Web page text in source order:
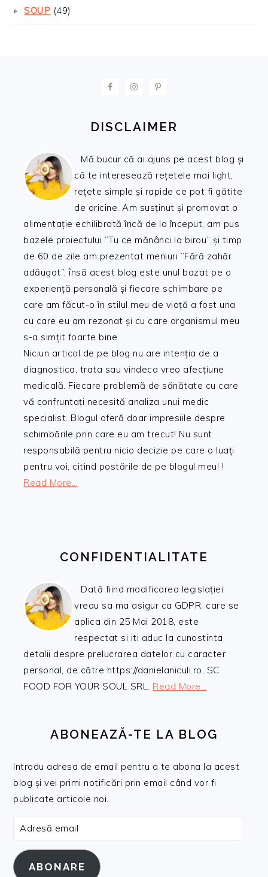
SOUP (49)
DISCLAIMER
Mă bucur că ai ajuns pe acest blog și
că te interesează rețetele mai light,
rețete simple și rapide ce pot fi gătite
de oricine. Am susținut și promovat o
alimentație echilibrată încă de la început, am pus
bazele proiectului ”Tu ce mănânci la birou” și timp
de 60 de zile am prezentat meniuri ”Fără zahăr
adăugat”, însă acest blog este unul bazat pe o
experiență personală și fiecare schimbare pe
care am făcut-o în stilul meu de viață a fost una
cu care eu am rezonat și cu care organismul meu
s-a simțit foarte bine.
Niciun articol de pe blog nu are intenția de a
diagnostica, trata sau vindeca vreo afecțiune
medicală. Fiecare problemă de sănătate cu care
vă confruntați necesită analiza unui medic
specialist. Blogul oferă doar impresiile despre
schimbările prin care eu am trecut! Nu sunt
responsabilă pentru nicio decizie pe care o luați
pentru voi, citind postările de pe blogul meu! !
Read More…
CONFIDENTIALITATE
Dată fiind modificarea legislației
vreau sa ma asigur ca GDPR, care se
aplica din 25 Mai 2018, este
respectat si iti aduc la cunostinta
detalii despre prelucrarea datelor cu caracter
personal, de către https://danielaniculi.ro, SC
FOOD FOR YOUR SOUL SRL. Read More…
ABONEAZĂ-TE LA BLOG
Introdu adresa de email pentru a te abona la acest
blog și vei primi notificări prin email când vor fi
publicate articole noi.
Adresă
ABONARE